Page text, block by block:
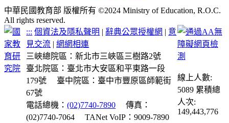
中華民國教育部 版權所有 ©2024 Ministry of Education, R.O.C.
All rights reserved.
::: 個資法及隱私聲明 | 辭典公眾授權網 | 意
見交流 |網網相連
三峽總院區：新北市三峽區三樹路2號
臺北院區：臺北市大安區和平東路一段
179號
臺中院區：臺中市豐原區師範街
67號
電話總機：(02)7740-7890
傳真：
(02)7740-7064
TANet VoIP：9009-7890
線上人數:
5089 累積總
人次:
149,443,776